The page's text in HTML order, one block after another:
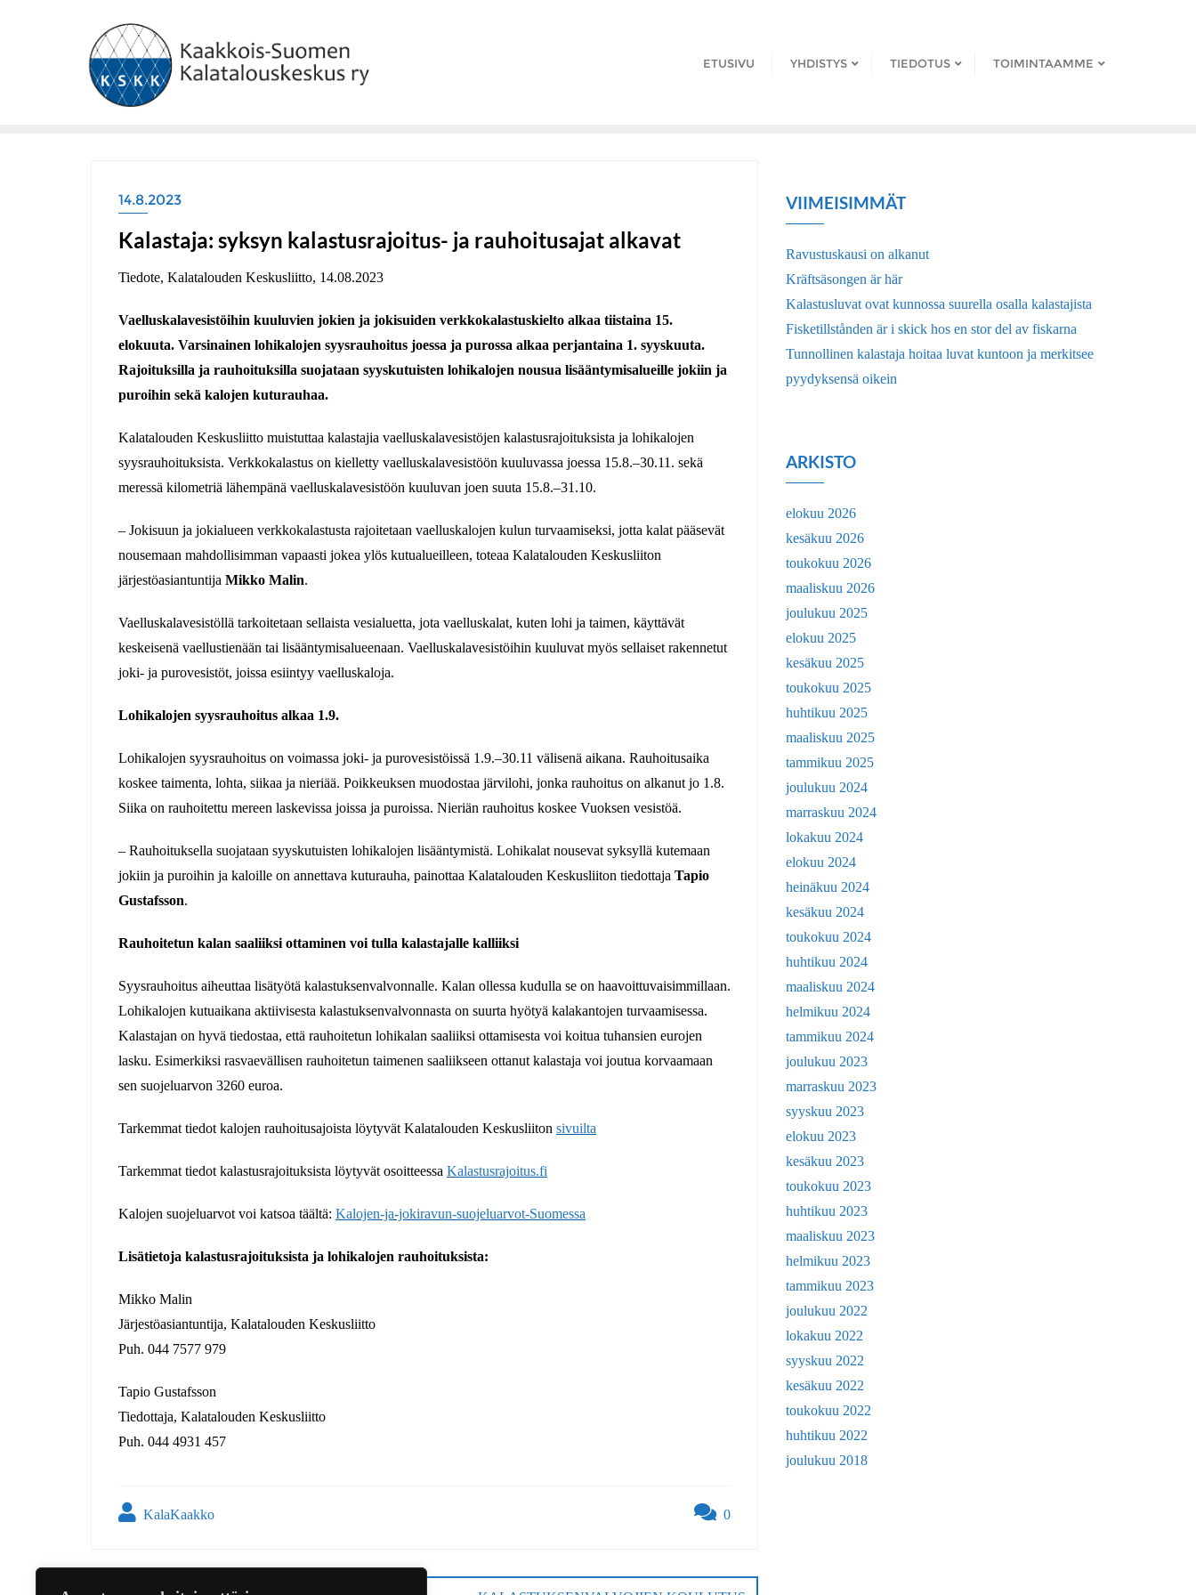
ETUSIVU YHDISTYS TIEDOTUS TOIMINTAAMME
14.8.2023
Kalastaja: syksyn kalastusrajoitus- ja rauhoitusajat alkavat
Tiedote, Kalatalouden Keskusliitto, 14.08.2023
Vaelluskalavesistöihin kuuluvien jokien ja jokisuiden verkkokalastuskielto alkaa tiistaina 15.
elokuuta. Varsinainen lohikalojen syysrauhoitus joessa ja purossa alkaa perjantaina 1. syyskuuta.
Rajoituksilla ja rauhoituksilla suojataan syyskutuisten lohikalojen nousua lisääntymisalueille jokiin ja
puroihin sekä kalojen kuturauhaa.
Kalatalouden Keskusliitto muistuttaa kalastajia vaelluskalavesistöjen kalastusrajoituksista ja lohikalojen
syysrauhoituksista. Verkkokalastus on kielletty vaelluskalavesistöön kuuluvassa joessa 15.8.–30.11. sekä
meressä kilometriä lähempänä vaelluskalavesistöön kuuluvan joen suuta 15.8.–31.10.
– Jokisuun ja jokialueen verkkokalastusta rajoitetaan vaelluskalojen kulun turvaamiseksi, jotta kalat pääsevät
nousemaan mahdollisimman vapaasti jokea ylös kutualueilleen, toteaa Kalatalouden Keskusliiton
järjestöasiantuntija Mikko Malin.
Vaelluskalavesistöllä tarkoitetaan sellaista vesialuetta, jota vaelluskalat, kuten lohi ja taimen, käyttävät
keskeisenä vaellustienään tai lisääntymisalueenaan. Vaelluskalavesistöihin kuuluvat myös sellaiset rakennetut
joki- ja purovesistöt, joissa esiintyy vaelluskaloja.
Lohikalojen syysrauhoitus alkaa 1.9.
Lohikalojen syysrauhoitus on voimassa joki- ja purovesistöissä 1.9.–30.11 välisenä aikana. Rauhoitusaika
koskee taimenta, lohta, siikaa ja nieriää. Poikkeuksen muodostaa järvilohi, jonka rauhoitus on alkanut jo 1.8.
Siika on rauhoitettu mereen laskevissa joissa ja puroissa. Nieriän rauhoitus koskee Vuoksen vesistöä.
– Rauhoituksella suojataan syyskutuisten lohikalojen lisääntymistä. Lohikalat nousevat syksyllä kutemaan
jokiin ja puroihin ja kaloille on annettava kuturauha, painottaa Kalatalouden Keskusliiton tiedottaja Tapio
Gustafsson.
Rauhoitetun kalan saaliiksi ottaminen voi tulla kalastajalle kalliiksi
Syysrauhoitus aiheuttaa lisätyötä kalastuksenvalvonnalle. Kalan ollessa kudulla se on haavoittuvaisimmillaan.
Lohikalojen kutuaikana aktiivisesta kalastuksenvalvonnasta on suurta hyötyä kalakantojen turvaamisessa.
Kalastajan on hyvä tiedostaa, että rauhoitetun lohikalan saaliiksi ottamisesta voi koitua tuhansien eurojen
lasku. Esimerkiksi rasvaevällisen rauhoitetun taimenen saaliikseen ottanut kalastaja voi joutua korvaamaan
sen suojeluarvon 3260 euroa.
Tarkemmat tiedot kalojen rauhoitusajoista löytyvät Kalatalouden Keskusliiton sivuilta
Tarkemmat tiedot kalastusrajoituksista löytyvät osoitteessa Kalastusrajoitus.fi
Kalojen suojeluarvot voi katsoa täältä: Kalojen-ja-jokiravun-suojeluarvot-Suomessa
Lisätietoja kalastusrajoituksista ja lohikalojen rauhoituksista:
Mikko Malin
Järjestöasiantuntija, Kalatalouden Keskusliitto
Puh. 044 7577 979
Tapio Gustafsson
Tiedottaja, Kalatalouden Keskusliitto
Puh. 044 4931 457
KalaKaakko 0
Artikkelien
VIIMEISIMMÄT
Ravustuskausi on alkanut
Kräftsäsongen är här
Kalastusluvat ovat kunnossa suurella osalla kalastajista
Fisketillstånden är i skick hos en stor del av fiskarna
Tunnollinen kalastaja hoitaa luvat kuntoon ja merkitsee
pyydyksensä oikein
ARKISTO
elokuu 2026
kesäkuu 2026
toukokuu 2026
maaliskuu 2026
joulukuu 2025
elokuu 2025
kesäkuu 2025
toukokuu 2025
huhtikuu 2025
maaliskuu 2025
tammikuu 2025
joulukuu 2024
marraskuu 2024
lokakuu 2024
elokuu 2024
heinäkuu 2024
kesäkuu 2024
toukokuu 2024
huhtikuu 2024
maaliskuu 2024
helmikuu 2024
tammikuu 2024
joulukuu 2023
marraskuu 2023
syyskuu 2023
elokuu 2023
kesäkuu 2023
toukokuu 2023
huhtikuu 2023
maaliskuu 2023
helmikuu 2023
tammikuu 2023
joulukuu 2022
lokakuu 2022
syyskuu 2022
kesäkuu 2022
toukokuu 2022
huhtikuu 2022
joulukuu 2018